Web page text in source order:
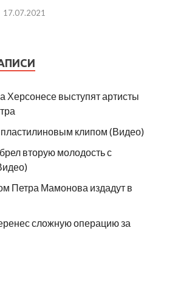
17.07.2021
Херсонесе выступят артисты
клипом (Видео)
вторую молодость с
Петра Мамонова издадут в
сложную операцию за